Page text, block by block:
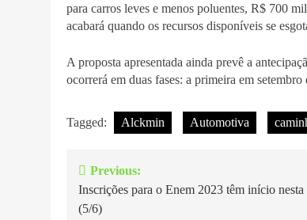
para carros leves e menos poluentes, R$ 700
acabará quando os recursos disponíveis se
A proposta apresentada ainda prevê a
ocorrerá em duas fases: a primeira em
Tagged: Alckmin Automotiva
Navegação
de
Previous:
Inscrições para o Enem 2023 têm início nesta
(5/6)